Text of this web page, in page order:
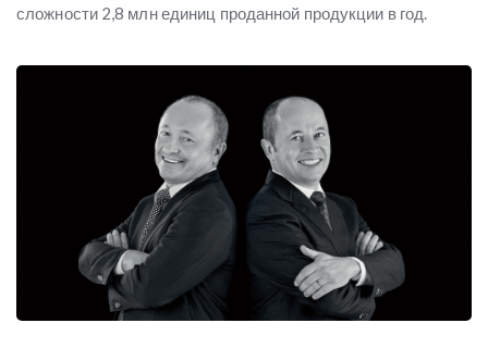
сложности 2,8 млн единиц проданной продукции в год.